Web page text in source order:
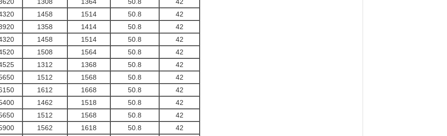
1458 1514 50.8
42
1358 1414 50.8
42
1458 1514 50.8
42
1508 1564 50.8 42
1312 1368 50.8
42
1512 1568 50.8
42
1612 1668 50.8
42
1462 1518 50.8
42
1512 1568 50.8
42
1562 1618 50.8
42